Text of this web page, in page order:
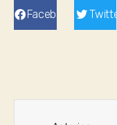
Facebook Twitter